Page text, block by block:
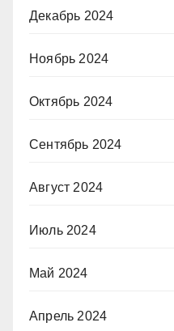
Декабрь 2024
Ноябрь 2024
Октябрь 2024
Сентябрь 2024
Август 2024
Июль 2024
Май 2024
Апрель 2024